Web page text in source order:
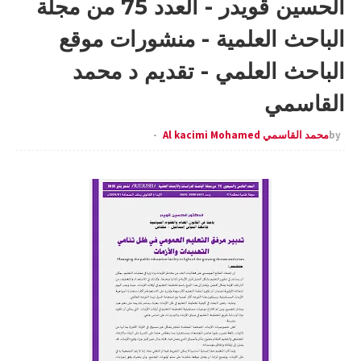
الحسين قويدر - العدد 75 من مجلة
الباحث العلمية - منشورات موقع
الباحث العلمي - تقديم د محمد
القاسمي
byمحمد القاسمي Al kacimi Mohamed